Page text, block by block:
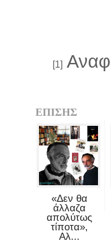
[1]
ΕΠΙΣΗΣ
«Δεν θα
άλλαζα
απολύτως
τίποτα»,
Αλ...